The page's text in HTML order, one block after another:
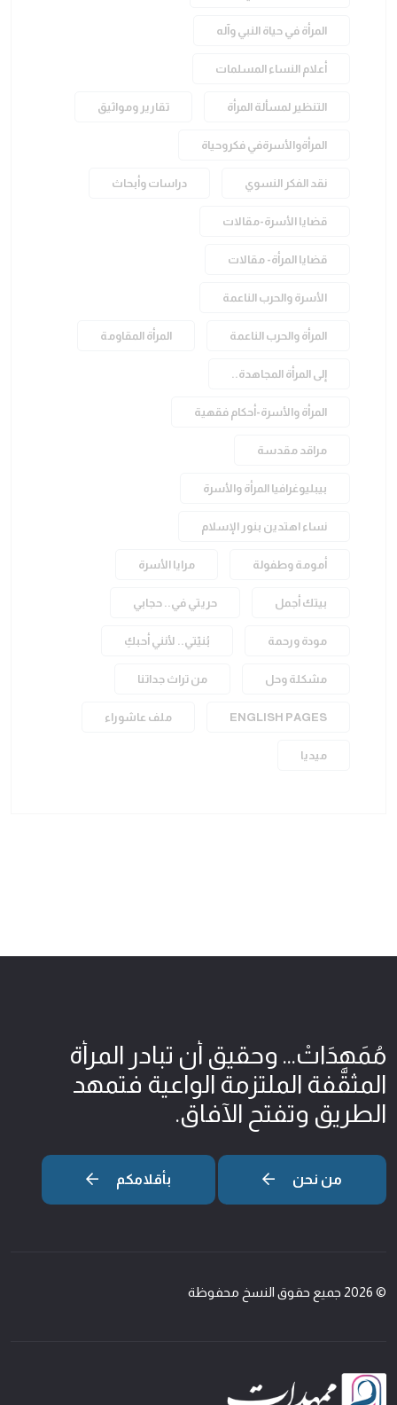
المرأة في حياة النبي وآله
أعلام النساء المسلمات
التنظير لمسألة المرأة تقارير ومواثيق
المرأةوالأسرةفي فكروحياة
نقد الفكر النسوي دراسات وأبحاث
قضايا الأسرة-مقالات
قضايا المرأة- مقالات
الأسرة والحرب الناعمة
المرأة والحرب الناعمة المرأة المقاومة
إلى المرأة المجاهدة..
المرأة والأسرة-أحكام فقهية
مراقد مقدسة
بيبليوغرافيا المرأة والأسرة
نساء اهتدين بنور الإسلام
أمومة وطفولة مرايا الأسرة
بيتك أجمل حريتي في.. حجابي
مودة ورحمة بُنيّتي.. لأنني أحبكِ
مشكلة وحل من تراث جداتنا
ENGLISH PAGES ملف عاشوراء
ميديا
مُمَهِدَاتْ... وحقيق أن تبادر المرأة
المثقّفة الملتزمة الواعية فتمهد
الطريق وتفتح الآفاق.
من نحن بأقلامكم
© 2026 جميع حقوق النسخ محفوظة